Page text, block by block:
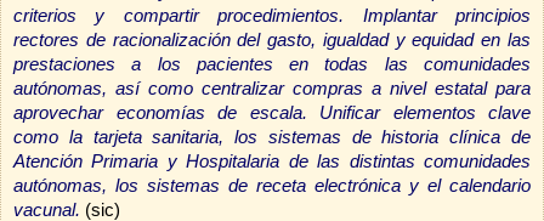
criterios y compartir procedimientos. Implantar principios
rectores de racionalización del gasto, igualdad y equidad en las
prestaciones a los pacientes en todas las comunidades
autónomas, así como centralizar compras a nivel estatal para
aprovechar economías de escala. Unificar elementos clave
como la tarjeta sanitaria, los sistemas de historia clínica de
Atención Primaria y Hospitalaria de las distintas comunidades
autónomas, los sistemas de receta electrónica y el calendario
vacunal. (sic)